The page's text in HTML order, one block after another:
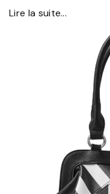
Lire la suite...